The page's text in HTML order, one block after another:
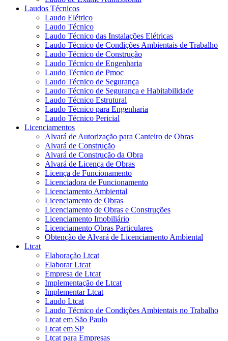
Laudos Técnicos
Laudo Elétrico
Laudo Técnico
Laudo Técnico das Instalações Elétricas
Laudo Técnico de Condições Ambientais de Trabalho
Laudo Técnico de Construção
Laudo Técnico de Engenharia
Laudo Técnico de Pmoc
Laudo Técnico de Segurança
Laudo Técnico de Segurança e Habitabilidade
Laudo Técnico Estrutural
Laudo Técnico para Engenharia
Laudo Técnico Pericial
Licenciamentos
Alvará de Autorização para Canteiro de Obras
Alvará de Construção
Alvará de Construção da Obra
Alvará de Licença de Obras
Licença de Funcionamento
Licenciadora de Funcionamento
Licenciamento Ambiental
Licenciamento de Obras
Licenciamento de Obras e Construções
Licenciamento Imobiliário
Licenciamento Obras Particulares
Obtenção de Alvará de Licenciamento Ambiental
Ltcat
Elaboração Ltcat
Elaborar Ltcat
Empresa de Ltcat
Implementação de Ltcat
Implementar Ltcat
Laudo Ltcat
Laudo Técnico de Condições Ambientais no Trabalho
Ltcat em São Paulo
Ltcat em SP
Ltcat para Empresas